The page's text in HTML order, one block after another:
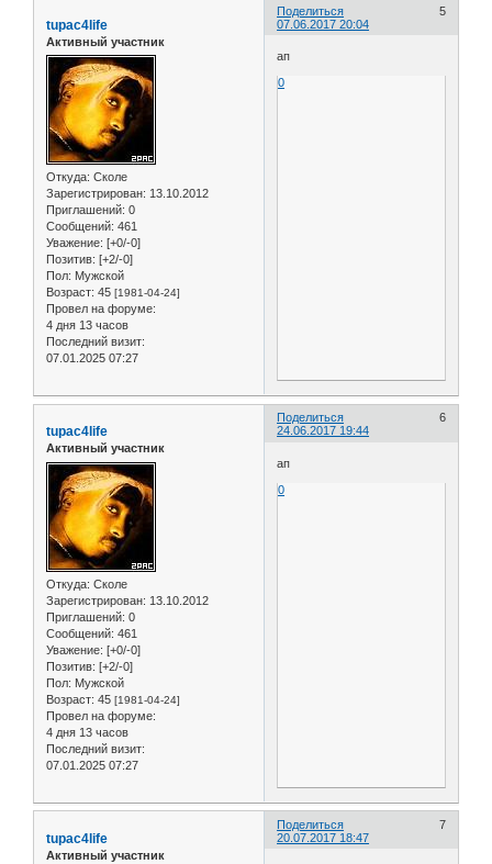
Поделиться
5
07.06.2017 20:04
tupac4life
Активный участник
Откуда: Сколе
Зарегистрирован: 13.10.2012
Приглашений: 0
Сообщений: 461
Уважение: [+0/-0]
Позитив: [+2/-0]
Пол: Мужской
Возраст: 45 [1981-04-24]
Провел на форуме:
4 дня 13 часов
Последний визит:
07.01.2025 07:27
ап
0
Поделиться
6
24.06.2017 19:44
tupac4life
Активный участник
Откуда: Сколе
Зарегистрирован: 13.10.2012
Приглашений: 0
Сообщений: 461
Уважение: [+0/-0]
Позитив: [+2/-0]
Пол: Мужской
Возраст: 45 [1981-04-24]
Провел на форуме:
4 дня 13 часов
Последний визит:
07.01.2025 07:27
ап
0
Поделиться
7
20.07.2017 18:47
tupac4life
Активный участник